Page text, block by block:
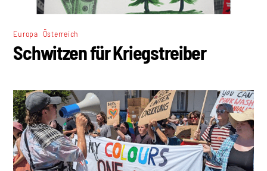
Europa Österreich
Schwitzen für Kriegstreiber